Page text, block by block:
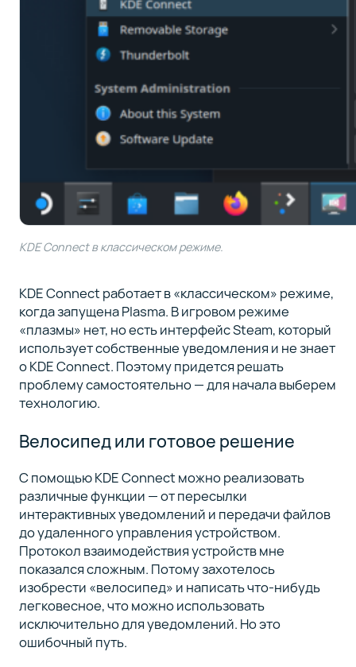
KDE Connect в классическом режиме.
KDE Connect работает в «классическом» режиме,
когда запущена Plasma. В игровом режиме
«плазмы» нет, но есть интерфейс Steam, который
использует собственные уведомления и не знает
о KDE Connect. Поэтому придется решать
проблему самостоятельно — для начала выберем
технологию.
Велосипед или готовое решение
С помощью KDE Connect можно реализовать
различные функции — от пересылки
интерактивных уведомлений и передачи файлов
до удаленного управления устройством.
Протокол взаимодействия устройств мне
показался сложным. Потому захотелось
изобрести «велосипед» и написать что-нибудь
легковесное, что можно использовать
исключительно для уведомлений. Но это
ошибочный путь.